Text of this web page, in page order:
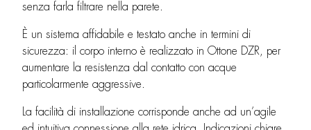
senza farla filtrare nella parete.
È un sistema affidabile e testato anche in termini di
sicurezza: il corpo interno è realizzato in Ottone DZR, per
aumentare la resistenza dal contatto con acque
particolarmente aggressive.
La facilità di installazione corrisponde anche ad un’agile